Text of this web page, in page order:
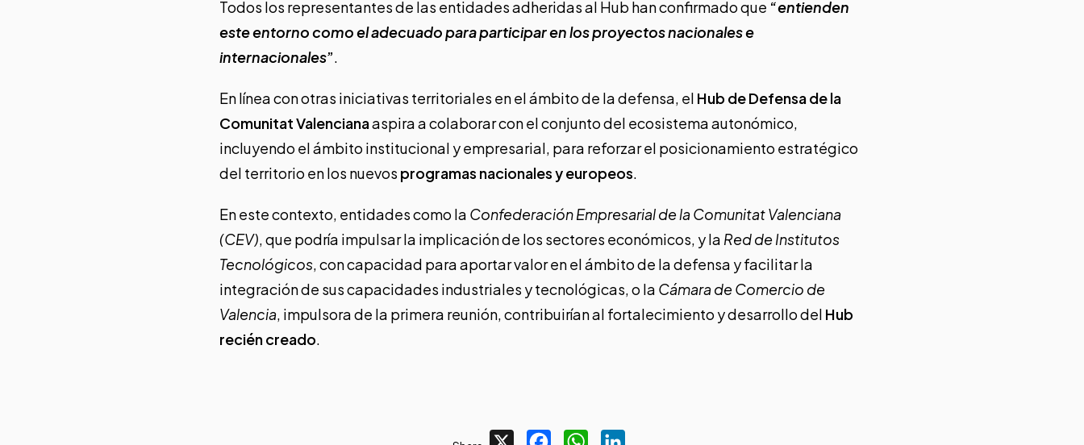
Todos los representantes de las entidades adheridas al Hub han confirmado que “entienden
este entorno como el adecuado para participar en los proyectos nacionales e
internacionales”.
En línea con otras iniciativas territoriales en el ámbito de la defensa, el Hub de Defensa de la
Comunitat Valencianaaspira a colaborar con el conjunto del ecosistema autonómico,
incluyendo el ámbito institucional y empresarial, para reforzar el posicionamiento estratégico
del territorio en los nuevos programas nacionales y europeos.
En este contexto, entidades como la Confederación Empresarial de la Comunitat Valenciana
(CEV), que podría impulsar la implicación de los sectores económicos, y la Red de Institutos
Tecnológicos, con capacidad para aportar valor en el ámbito de la defensa y facilitar la
integración de sus capacidades industriales y tecnológicas, o la Cámara de Comercio de
Valencia, impulsora de la primera reunión, contribuirían al fortalecimiento y desarrollo del Hub
recién creado.
FacebookWhatsApp